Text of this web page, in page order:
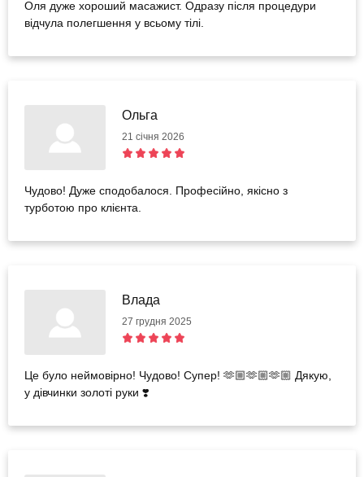
Оля дуже хороший масажист. Одразу після процедури
відчула полегшення у всьому тілі.
Ольга
21 січня 2026
Чудово! Дуже сподобалося. Професійно, якісно з
турботою про клієнта.
Влада
27 грудня 2025
Це було неймовірно! Чудово! Супер! 🫶🏼🫶🏼🫶🏼 Дякую,
у дівчинки золоті руки ❣️